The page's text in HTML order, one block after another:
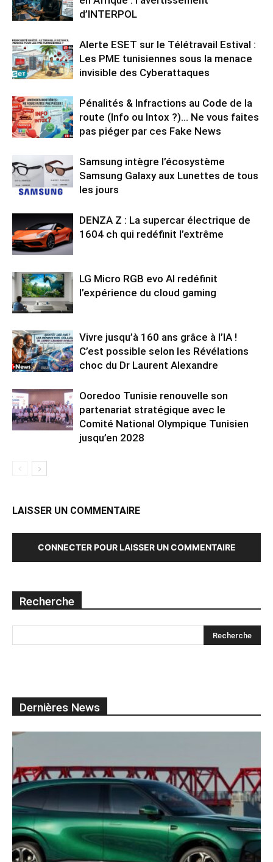
d’INTERPOL
Alerte ESET sur le Télétravail Estival :
Les PME tunisiennes sous la menace
invisible des Cyberattaques
Pénalités & Infractions au Code de la
route (Info ou Intox ?)… Ne vous faites
pas piéger par ces Fake News
Samsung intègre l’écosystème
Samsung Galaxy aux Lunettes de tous
les jours
DENZA Z : La supercar électrique de
1604 ch qui redéfinit l’extrême
LG Micro RGB evo AI redéfinit
l’expérience du cloud gaming
Vivre jusqu’à 160 ans grâce à l’IA !
C’est possible selon les Révélations
choc du Dr Laurent Alexandre
Ooredoo Tunisie renouvelle son
partenariat stratégique avec le
Comité National Olympique Tunisien
jusqu’en 2028
LAISSER UN COMMENTAIRE
CONNECTER POUR LAISSER UN COMMENTAIRE
Recherche
Dernières News